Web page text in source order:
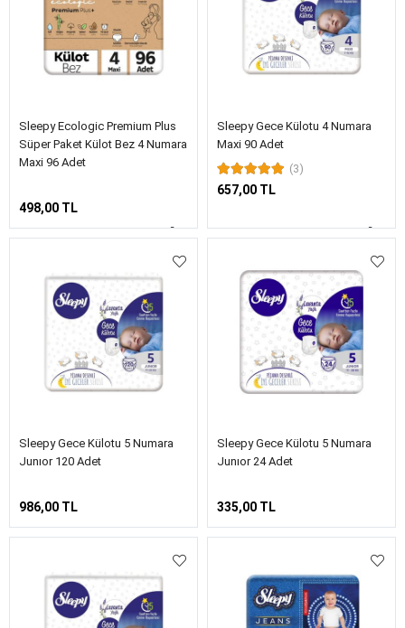
Sleepy Ecologic Premium Plus
Süper Paket Külot Bez 4 Numara
Maxi 96 Adet
498,00 TL
Sleepy Gece Külotu 4 Numara
Maxi 90 Adet
(3)
657,00 TL
Sleepy Gece Külotu 5 Numara
Junıor 120 Adet
986,00 TL
Sleepy Gece Külotu 5 Numara
Junıor 24 Adet
335,00 TL